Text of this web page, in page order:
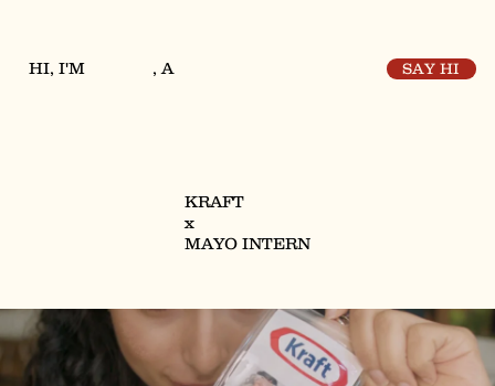
HI, I'M , A SAY HI
KRAFT
x
MAYO INTERN